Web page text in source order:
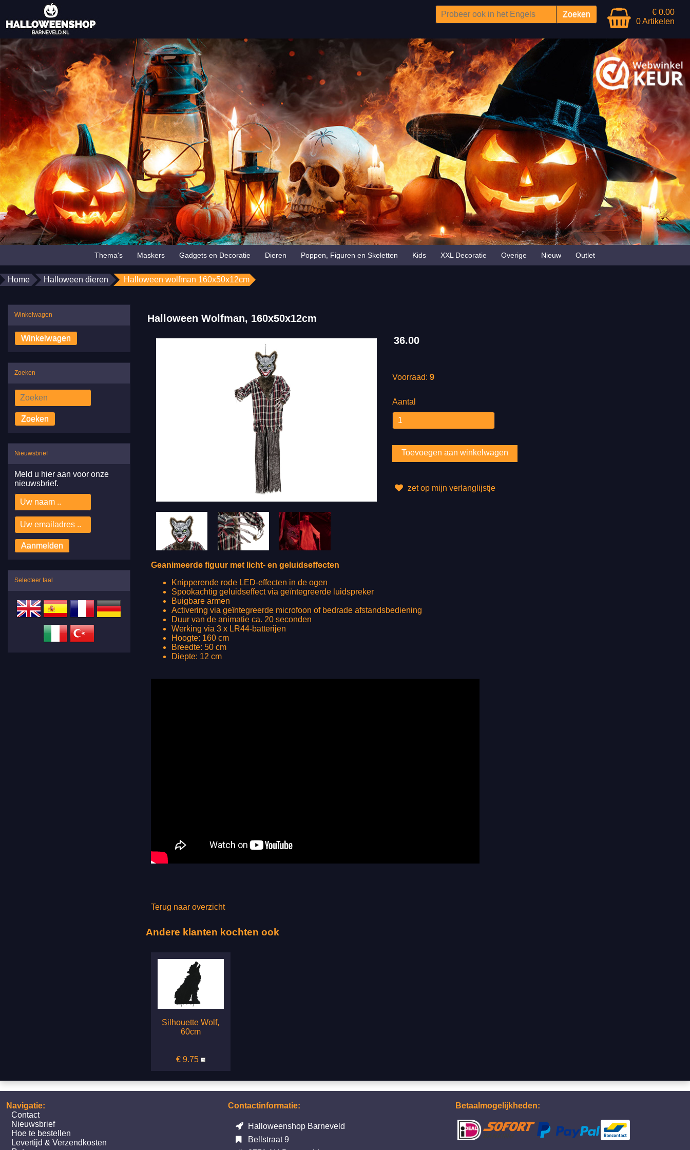
€ 0.00
0 Artikelen
Thema's Maskers Gadgets en Decoratie Dieren Poppen, Figuren en Skeletten Kids XXL Decoratie Overige Nieuw Outlet
Home Halloween dieren Halloween wolfman 160x50x12cm
Winkelwagen
Zoeken
Zoeken
Nieuwsbrief
Meld u hier aan voor onze
nieuwsbrief.
Selecteer taal
Halloween Wolfman, 160x50x12cm
36.00
Voorraad: 9
Aantal
zet op mijn verlanglijstje
Geanimeerde figuur met licht- en geluidseffecten
Knipperende rode LED-effecten in de ogen
Spookachtig geluidseffect via geïntegreerde luidspreker
Buigbare armen
Activering via geïntegreerde microfoon of bedrade afstandsbediening
Duur van de animatie ca. 20 seconden
Werking via 3 x LR44-batterijen
Hoogte: 160 cm
Breedte: 50 cm
Diepte: 12 cm
Terug naar overzicht
Andere klanten kochten ook
Silhouette Wolf,
60cm
€ 9.75
Navigatie:
Contact
Nieuwsbrief
Hoe te bestellen
Levertijd & Verzendkosten
Contactinformatie:
Halloweenshop Barneveld
Bellstraat 9
Betaalmogelijkheden: